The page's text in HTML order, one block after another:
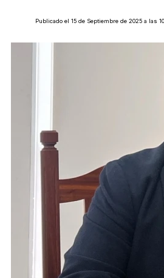
Publicado el 15 de Septiembre de 2025 a las